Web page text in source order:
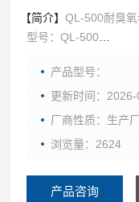
【简介】QL-500耐臭
型号：QL-500
外形尺寸:D×W×H：
臭氧浓度范围：低浓
产品型号：
更新时间：
厂商性质：生产
浏览量：2624
产品咨询